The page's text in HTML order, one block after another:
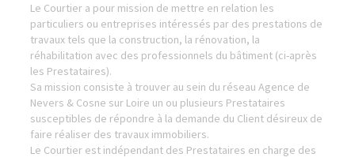
Le Courtier a pour mission de mettre en relation les
particuliers ou entreprises intéressés par des prestations de
travaux tels que la construction, la rénovation, la
réhabilitation avec des professionnels du bâtiment (ci-après
les Prestataires).
Sa mission consiste à trouver au sein du réseau Agence de
Nevers & Cosne sur Loire un ou plusieurs Prestataires
susceptibles de répondre à la demande du Client désireux de
faire réaliser des travaux immobiliers.
Le Courtier est indépendant des Prestataires en charge des